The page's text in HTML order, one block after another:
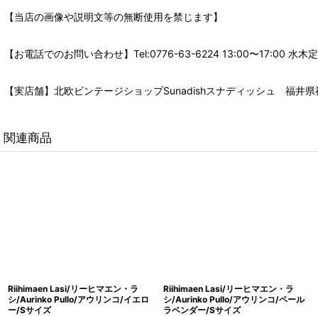
【当店の画像や説明文等の無断使用を禁じます】
【お電話でのお問い合わせ】Tel:0776-63-6224 13:00〜17:00 水木
【実店舗】北欧ビンテージショップSunadishスナディッシュ 福井
関連商品
Riihimaen Lasi/リーヒマエン・ラ
シ/Aurinko Pullo/アウリンコ/イエロ
ー/Sサイズ
Riihimaen Lasi/リーヒマエン・ラ
シ/Aurinko Pullo/アウリンコ/ペール
ラベンダー/Sサイズ